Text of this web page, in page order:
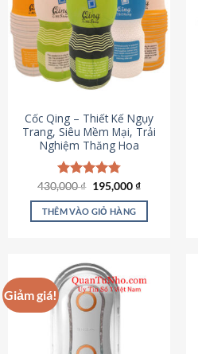
Cốc Qing – Thiết Kế Ngụy
Trang, Siêu Mềm Mại, Trải
Nghiệm Thăng Hoa
Được xếp
hạng4.78
5 sao
430,000₫ Giá
là:
430,000 ₫.
195,000₫Giá
tại
THÊM VÀO GIỎ HÀNG
Giảm giá!